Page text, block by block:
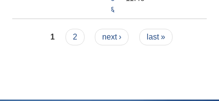
६
Pages
1 2 next › last »